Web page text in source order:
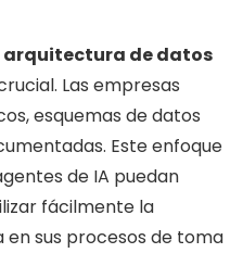
arquitectura de datos
Las empresas
esquemas de datos
Este enfoque
de IA puedan
fácilmente la
sus procesos de toma